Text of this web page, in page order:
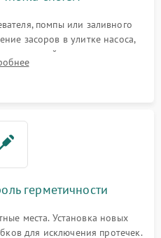
помпы или заливного
засоров в улитке насоса,
ремонт платы
поврежденной проводки.
герметичности
места. Установка новых
для исключения протечек.